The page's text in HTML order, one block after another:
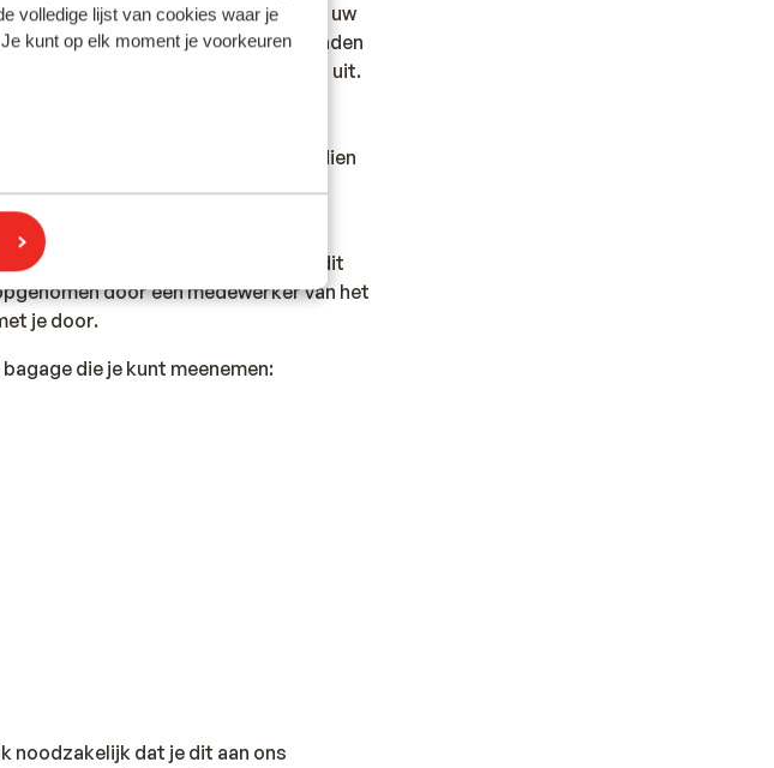
volledige lijst van cookies waar je
kunt op elk moment je voorkeuren
verrekend. Informeer voorafgaand uw
het internet via je telefoon? Wij raden
in het buitenland uw dataroaming uit.
van de brandweer is 180 en indien
tijdens de online boeking. Geef je dit
door een medewerker van het
je door.
die je kunt meenemen:
noodzakelijk dat je dit aan ons